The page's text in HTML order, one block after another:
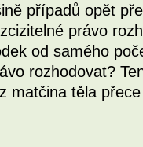
případů opět
právo
od samého
rozhodovat?
matčina těla